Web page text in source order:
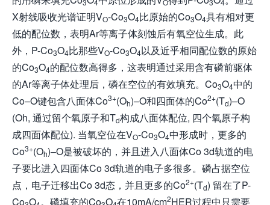
3 4 O 3 4
X射线吸收光谱证明VO-Co3O4比原始的Co3O4具有相对更
低的配位数，表明Ar等离子体刻蚀后有氧空位生成。此
外，P-Co3O4比那些VO-Co3O4以及近乎相同配位数的原始
的Co3O4的配位数高得多，这表明通过采用含有磷前驱体
的Ar等离子体处理后，磷在空位的有效填充。Co3O4中的
Co–O键包含八面体Co3+(Oh)–O和四面体的Co2+(Td)–O
(Oh, 通过留个氧原子和Td构成八面体配位, 四个氧原子构
成四面体配位). 当氧空位在VO-Co3O4中形成时，更多的
Co3+(Oh)–O是被破坏的，并且进入八面体Co 3d轨道的电
子要比进入四面体Co 3d轨道的电子多很多。磷占据空位
点，电子迁移出Co 3d态，并且更多的Co2+(Td) 留在了P-
Co O 。磷填充的Co O 在10mA/cm2HER过程中只需要